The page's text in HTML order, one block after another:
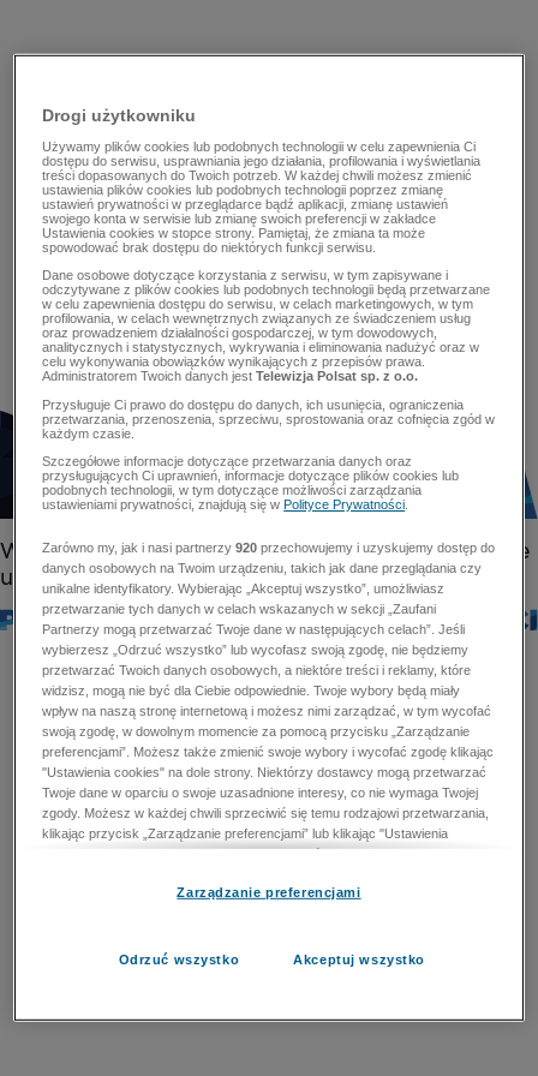
Drogi użytkowniku
Używamy plików cookies lub podobnych technologii w celu zapewnienia Ci
dostępu do serwisu, usprawniania jego działania, profilowania i wyświetlania
treści dopasowanych do Twoich potrzeb. W każdej chwili możesz zmienić
ustawienia plików cookies lub podobnych technologii poprzez zmianę
ustawień prywatności w przeglądarce bądź aplikacji, zmianę ustawień
swojego konta w serwisie lub zmianę swoich preferencji w zakładce
Ustawienia cookies w stopce strony. Pamiętaj, że zmiana ta może
spowodować brak dostępu do niektórych funkcji serwisu.
Dane osobowe dotyczące korzystania z serwisu, w tym zapisywane i
odczytywane z plików cookies lub podobnych technologii będą przetwarzane
w celu zapewnienia dostępu do serwisu, w celach marketingowych, w tym
profilowania, w celach wewnętrznych związanych ze świadczeniem usług
oraz prowadzeniem działalności gospodarczej, w tym dowodowych,
analitycznych i statystycznych, wykrywania i eliminowania nadużyć oraz w
celu wykonywania obowiązków wynikających z przepisów prawa.
Administratorem Twoich danych jestTelewizja Polsat sp. z o.o.
Przysługuje Ci prawo do dostępu do danych, ich usunięcia, ograniczenia
przetwarzania, przenoszenia, sprzeciwu, sprostowania oraz cofnięcia zgód w
każdym czasie.
Szczegółowe informacje dotyczące przetwarzania danych oraz
przysługujących Ci uprawnień, informacje dotyczące plików cookies lub
podobnych technologii, w tym dotyczące możliwości zarządzania
ustawieniami prywatności, znajdują się wPolityce Prywatności
Zarówno my, jak i nasi partnerzy920 przechowujemy i uzyskujemy dostęp do
danych osobowych na Twoim urządzeniu, takich jak dane przeglądania czy
unikalne identyfikatory. Wybierając „Akceptuj wszystko”, umożliwiasz
przetwarzanie tych danych w celach wskazanych w sekcji „Zaufani
Partnerzy mogą przetwarzać Twoje dane w następujących celach”. Jeśli
wybierzesz „Odrzuć wszystko” lub wycofasz swoją zgodę, nie będziemy
przetwarzać Twoich danych osobowych, a niektóre treści i reklamy, które
widzisz, mogą nie być dla Ciebie odpowiednie. Twoje wybory będą miały
wpływ na naszą stronę internetową i możesz nimi zarządzać, w tym wycofać
swoją zgodę, w dowolnym momencie za pomocą przycisku „Zarządzanie
preferencjami”. Możesz także zmienić swoje wybory i wycofać zgodę klikając
"Ustawienia cookies" na dole strony. Niektórzy dostawcy mogą przetwarzać
Twoje dane w oparciu o swoje uzasadnione interesy, co nie wymaga Twojej
zgody. Możesz w każdej chwili sprzeciwić się temu rodzajowi przetwarzania,
klikając przycisk „Zarządzanie preferencjami” lub klikając "Ustawienia
cookies" na dole strony. Nie możesz sprzeciwić się przetwarzaniu przez
zapobiegania oszustwom i naprawiania błędów, a w tym celu mogą zostać
przetwarzaniu danych osobowych w celu dostarczania i prezentacji reklam i
Zarządzanie preferencjami
Odrzuć wszystko Akceptuj wszystko